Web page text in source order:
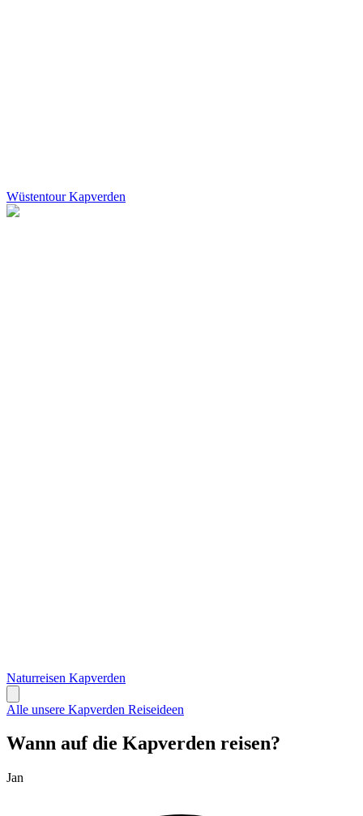
Wüstentour Kapverden
Naturreisen Kapverden
Alle unsere Kapverden Reiseideen
Wann auf die Kapverden reisen?
Jan